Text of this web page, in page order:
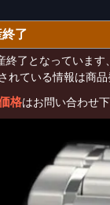
了
了となっていま
れている情報は商品
格はお問い合わせ下